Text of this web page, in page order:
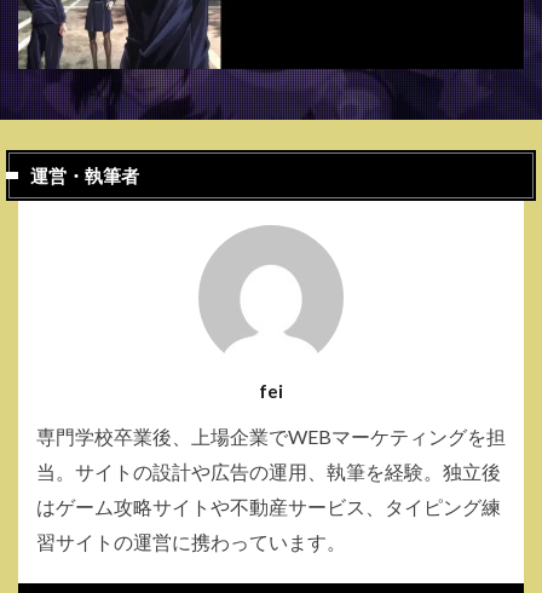
運営・執筆者
fei
専門学校卒業後、上場企業でWEBマーケティングを担
当。サイトの設計や広告の運用、執筆を経験。独立後
はゲーム攻略サイトや不動産サービス、タイピング練
習サイトの運営に携わっています。